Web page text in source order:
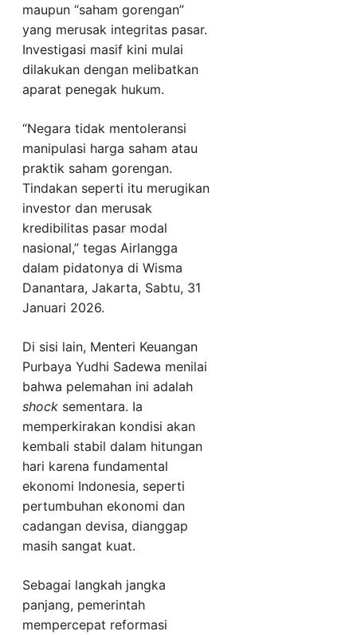
maupun “saham gorengan”
yang merusak integritas pasar.
Investigasi masif kini mulai
dilakukan dengan melibatkan
aparat penegak hukum.
“Negara tidak mentoleransi
manipulasi harga saham atau
praktik saham gorengan.
Tindakan seperti itu merugikan
investor dan merusak
kredibilitas pasar modal
nasional,” tegas Airlangga
dalam pidatonya di Wisma
Danantara, Jakarta, Sabtu, 31
Januari 2026.
Di sisi lain, Menteri Keuangan
Purbaya Yudhi Sadewa menilai
bahwa pelemahan ini adalah
shock sementara. Ia
memperkirakan kondisi akan
kembali stabil dalam hitungan
hari karena fundamental
ekonomi Indonesia, seperti
pertumbuhan ekonomi dan
cadangan devisa, dianggap
masih sangat kuat.
Sebagai langkah jangka
panjang, pemerintah
mempercepat reformasi